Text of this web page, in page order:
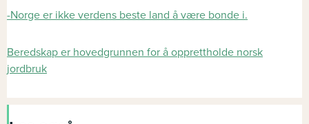
-Norge er ikke verdens beste land å være bonde i.
Beredskap er hovedgrunnen for å opprettholde norsk
jordbruk